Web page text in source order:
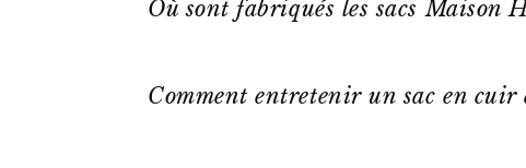
Où sont fabriqués les sacs Maison
Comment entretenir un sac en cuir